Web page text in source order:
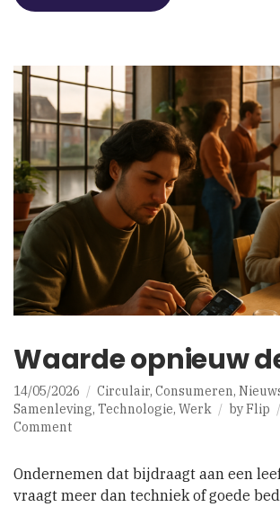
Waarde opnieuw
14/05/2026 Circulair, Consumeren,
Samenleving, Technologie, Werk byFlip
Commenton
denken
Ondernemen dat bijdraagt aan een
vraagt meer dan techniek of goede